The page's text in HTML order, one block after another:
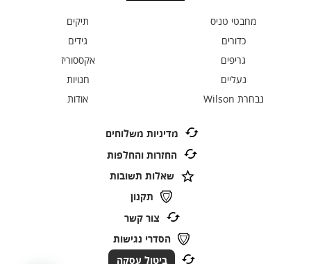
מחבטי טניס
תיקים
כדורים
גידים
גריפים
אקססוריז
נעליים
חנויות
נבחרת Wilson
אודות
מדיניות משלוחים
החזרות והחלפות
שאלות תשובות
תקנון
צור קשר
הסדרי נגישות
ביטול עסקה